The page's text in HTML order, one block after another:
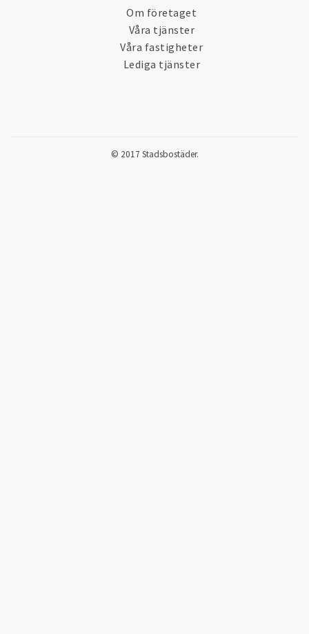
Om företaget
Våra tjänster
Våra fastigheter
Lediga tjänster
© 2017 Stadsbostäder.